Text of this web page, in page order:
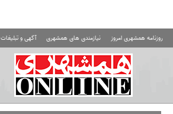
روزنامه همشهری امروز نیازمندی های همشهری آگهی و تبلیغات